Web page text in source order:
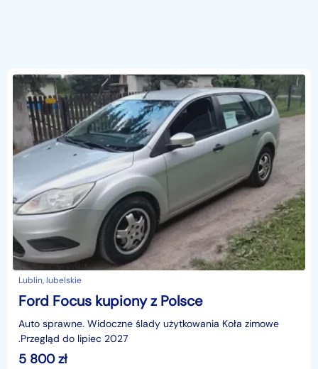
Lublin, lubelskie
Ford Focus kupiony z Polsce
Auto sprawne. Widoczne ślady użytkowania Koła zimowe
.Przegląd do lipiec 2027
5 800zł